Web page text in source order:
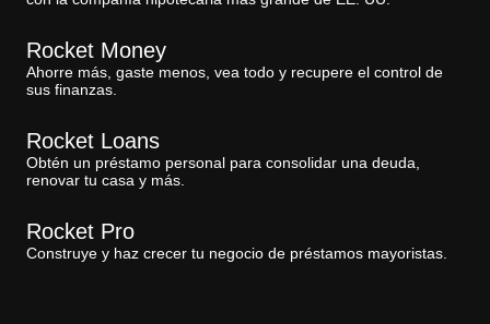
Rocket Money
Ahorre más, gaste menos, vea todo y recupere el control de
sus finanzas.
Rocket Loans
Obtén un préstamo personal para consolidar una deuda,
renovar tu casa y más.
Rocket Pro
Construye y haz crecer tu negocio de préstamos mayoristas.